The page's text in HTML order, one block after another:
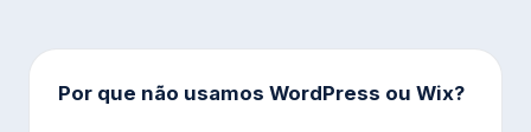
Por que não usamos WordPress ou Wix?